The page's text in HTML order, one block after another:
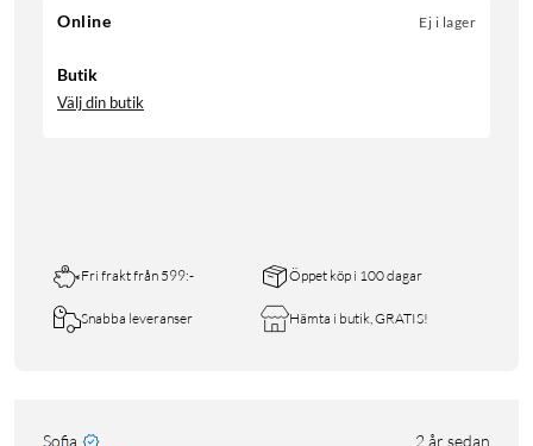
Online Ej i lager
Butik
Välj din butik
Fri frakt från 599:- Öppet köp i 100 dagar
Snabba leveranser Hämta i butik, GRATIS!
Sofia 2 år sedan